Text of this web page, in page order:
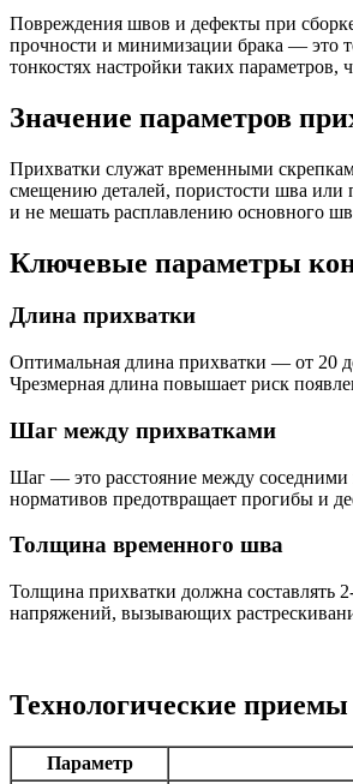
Повреждения швов и дефекты при
прочности и минимизации брака — это
тонкостях настройки таких параметров,
Значение параметров
Прихватки служат временными
смещению деталей, пористости шва
и не мешать расплавлению основного
Ключевые параметры
Длина прихватки
Оптимальная длина прихватки — от 20
Чрезмерная длина повышает риск
Шаг между прихватками
Шаг — это расстояние между
нормативов предотвращает прогибы и
Толщина временного шва
Толщина прихватки должна составлять
напряжений, вызывающих
Технологические
Параметр